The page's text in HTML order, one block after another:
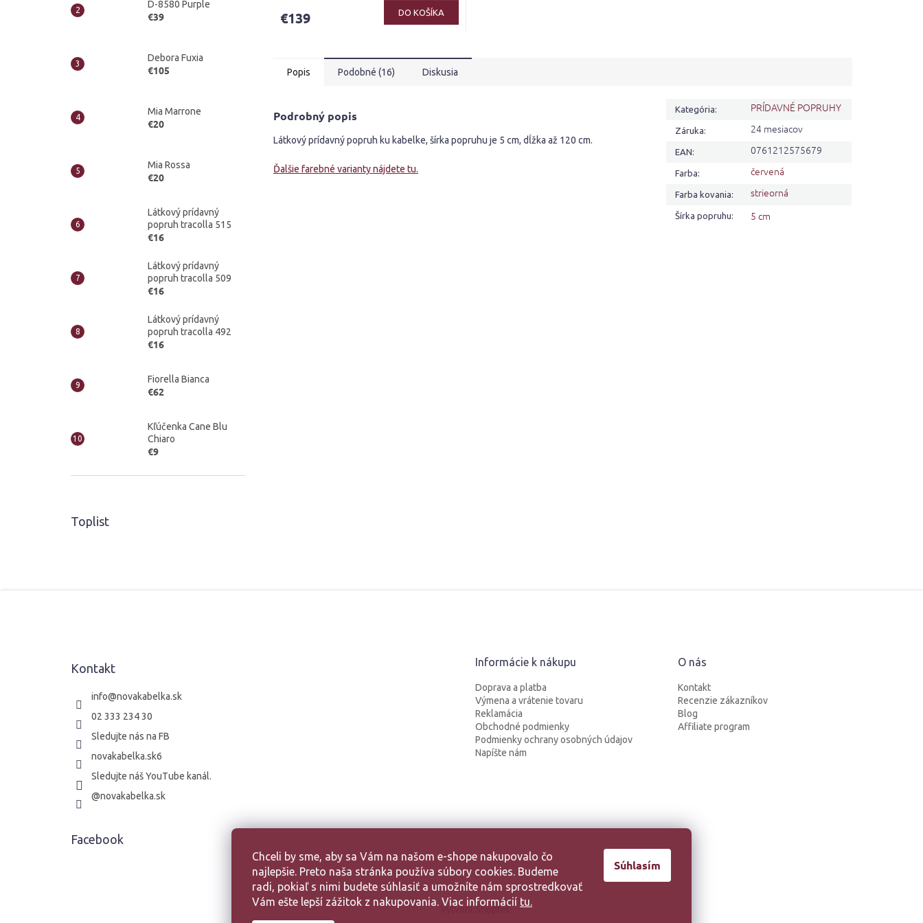
Chceli by sme, aby sa Vám na našom e-shope nakupovalo čo
najlepšie. Preto naša stránka používa súbory cookies. Budeme
radi, pokiaľ s nimi budete súhlasiť a umožníte nám sprostredkovať
Vám ešte lepší zážitok z nakupovania. Viac informácií tu.
Súhlasím
D-8580 Purple
€39
Debora Fuxia
€105
Mia Marrone
€20
Mia Rossa
€20
Látkový prídavný
popruh tracolla 515
€16
Látkový prídavný
popruh tracolla 509
€16
Látkový prídavný
popruh tracolla 492
€16
Fiorella Bianca
€62
Kľúčenka Cane Blu
Chiaro
€9
Toplist
je
hviezdičiek.
€139 DO KOŠÍKA
Popis Podobné (16) Diskusia
Podrobný popis
Látkový prídavný popruh ku kabelke, šírka popruhu je 5 cm, dĺžka až 120 cm.
Ďalšie farebné varianty nájdete tu.
Kategória: PRÍDAVNÉ POPRUHY
Záruka: 24 mesiacov
EAN: 0761212575679
Farba: červená
Farba kovania: strieorná
Šírka popruhu: 5 cm
Kontakt
info@novakabelka.sk
02 333 234 30
Sledujte nás na FB
novakabelka.sk6
Sledujte náš YouTube kanál.
@novakabelka.sk
Informácie k nákupu
Doprava a platba
Výmena a vrátenie tovaru
Reklamácia
Obchodné podmienky
Podmienky ochrany osobných údajov
Napíšte nám
O nás
Kontakt
Recenzie zákazníkov
Blog
Affiliate program
Facebook
Vytvoril Shoptet